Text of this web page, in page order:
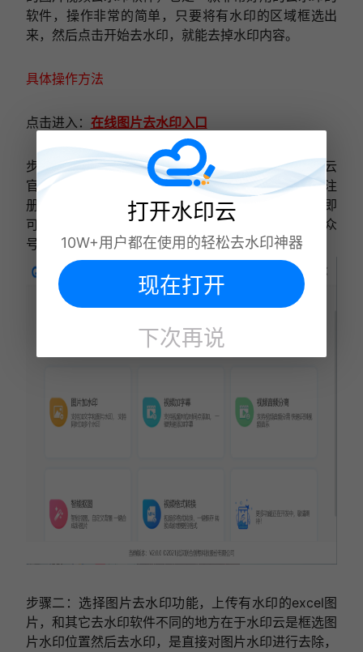
软件，操作非常的简单，只要将有水印的区域框选出
来，然后点击开始去水印，就能去掉水印内容。
具体操作方法
点击进入： 在线图片去水印入口
步骤一.找到需要去除水印的excel文件，先打开水印云
官网https://www.shuiyinyun.com/，然后进行账号注
册，最后再把excel图片上传到平台去水印后保存即
可。注：如果是手机在线使用记得点击关注水印云公众
号哦！
步骤二：选择图片去水印功能，上传有水印的excel图
片，和其它去水印软件不同的地方在于水印云是框选图
片水印位置然后去水印，是直接对图片水印进行去除，
打开水印云
10W+用户都在使用的轻松去水印神器
现在打开
下次再说